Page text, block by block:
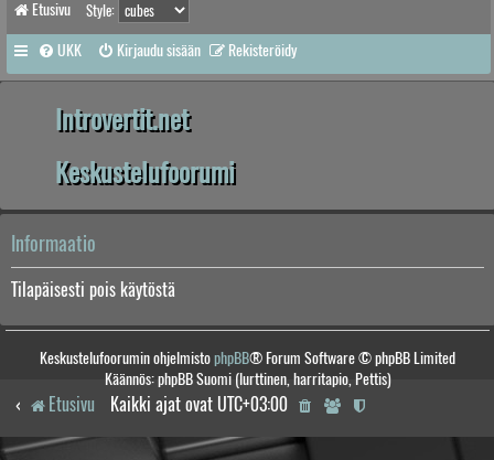
Etusivu Style:
UKK Kirjaudu sisään Rekisteröidy
Introvertit.net
Keskustelufoorumi
Informaatio
Tilapäisesti pois käytöstä
Keskustelufoorumin ohjelmistophpBB® Forum Software © phpBB Limited
Käännös: phpBB Suomi (lurttinen, harritapio, Pettis)
Etusivu Kaikki ajat ovat UTC+03:00